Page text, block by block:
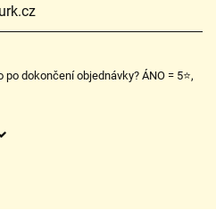
dokončení objednávky? ÁNO = 5⭐,